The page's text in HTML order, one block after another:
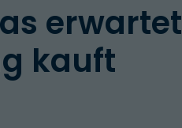
erwartet
kauft